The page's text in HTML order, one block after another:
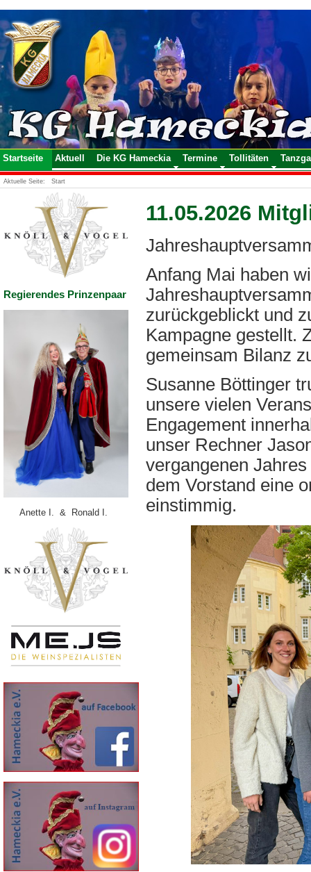
Startseite Aktuell Die KG Hameckia Termine Tollitäten
Aktuelle Seite: Start
Regierendes Prinzenpaar
Anette I. & Ronald I.
11.05.2026
Anfang Mai haben
zurückgeblickt und
Kampagne gestellt.
gemeinsam Bilanz
Susanne Böttinger
unsere vielen
Engagement
unser Rechner
vergangenen
dem Vorstand eine
einstimmig.